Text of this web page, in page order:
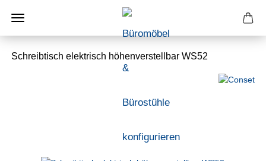
Schreibtisch elektrisch höhenverstellbar WS52